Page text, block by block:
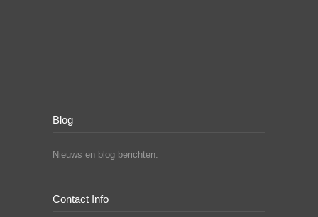
Blog
Nieuws en blog berichten.
Contact Info